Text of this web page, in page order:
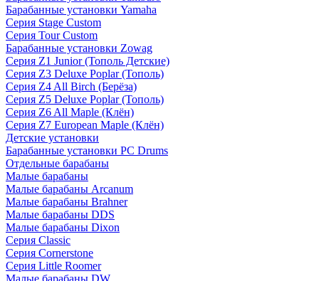
Барабанные установки Yamaha
Серия Stage Custom
Серия Tour Custom
Барабанные установки Zowag
Серия Z1 Junior (Тополь Детские)
Серия Z3 Deluxe Poplar (Тополь)
Серия Z4 All Birch (Берёза)
Серия Z5 Deluxe Poplar (Тополь)
Серия Z6 All Maple (Клён)
Серия Z7 European Maple (Клён)
Детские установки
Барабанные установки PC Drums
Отдельные барабаны
Малые барабаны
Малые барабаны Arcanum
Малые барабаны Brahner
Малые барабаны DDS
Малые барабаны Dixon
Серия Classic
Серия Cornerstone
Серия Little Roomer
Малые барабаны DW